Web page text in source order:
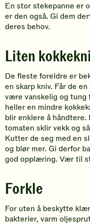
En stor stekepanne er
er den også. Gi dem
deres behov.
Liten
De fleste foreldre er
en skarp kniv. Får de
være vanskelig og tung
heller en mindre
blir enklere å håndtere.
tomaten sklir vekk og
Kutter de seg med en
og blør mer. Gi derfor
god opplæring. Vær til
Forkle
For uten å beskytte
bakterier, varm